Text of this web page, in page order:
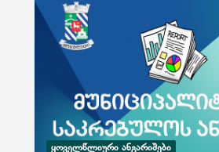
ᲧᲝᲕᲔᲚᲬᲚᲘᲣᲠᲘ ᲐᲜᲒᲐᲠᲘᲨᲔᲑᲘ